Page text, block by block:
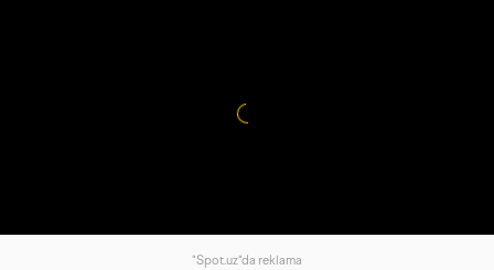
"Spot.uz"da reklama